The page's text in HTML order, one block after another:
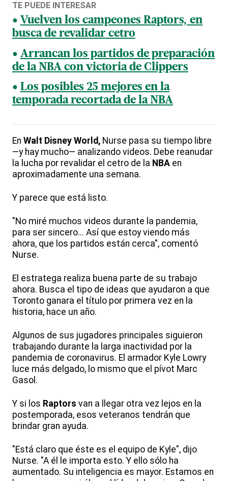
TE PUEDE INTERESAR
Vuelven los campeones Raptors, en
busca de revalidar cetro
Arrancan los partidos de preparación
de la NBA con victoria de Clippers
Los posibles 25 mejores en la
temporada recortada de la NBA
En Walt Disney World, Nurse pasa su tiempo libre
—y hay mucho— analizando videos. Debe reanudar
la lucha por revalidar el cetro de la NBA en
aproximadamente una semana.
Y parece que está listo.
"No miré muchos videos durante la pandemia,
para ser sincero... Así que estoy viendo más
ahora, que los partidos están cerca", comentó
Nurse.
El estratega realiza buena parte de su trabajo
ahora. Busca el tipo de ideas que ayudaron a que
Toronto ganara el título por primera vez en la
historia, hace un año.
Algunos de sus jugadores principales siguieron
trabajando durante la larga inactividad por la
pandemia de coronavirus. El armador Kyle Lowry
luce más delgado, lo mismo que el pívot Marc
Gasol.
Y si los Raptors van a llegar otra vez lejos en la
postemporada, esos veteranos tendrán que
brindar gran ayuda.
"Está claro que éste es el equipo de Kyle", dijo
Nurse. "A él le importa esto. Y ello sólo ha
aumentado. Su inteligencia es mayor. Estamos en